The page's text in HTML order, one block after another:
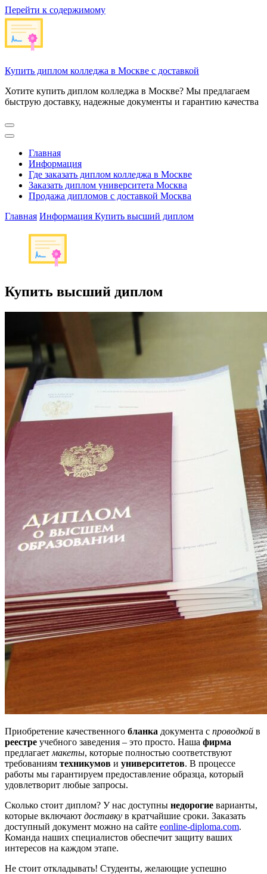
Перейти к содержимому
Купить диплом колледжа в Москве с доставкой
Хотите купить диплом колледжа в Москве? Мы предлагаем
быструю доставку, надежные документы и гарантию качества
Главная
Информация
Где заказать диплом колледжа в Москве
Заказать диплом университета Москва
Продажа дипломов с доставкой Москва
Главная Информация Купить высший диплом
Купить высший диплом
Приобретение качественного бланка документа с проводкой в
реестре учебного заведения – это просто. Наша фирма
предлагает макеты, которые полностью соответствуют
требованиям техникумов и университетов. В процессе
работы мы гарантируем предоставление образца, который
удовлетворит любые запросы.
Сколько стоит диплом? У нас доступны недорогие варианты,
которые включают доставку в кратчайшие сроки. Заказать
доступный документ можно на сайте eonline-diploma.com.
Команда наших специалистов обеспечит защиту ваших
интересов на каждом этапе.
Не стоит откладывать! Студенты, желающие успешно